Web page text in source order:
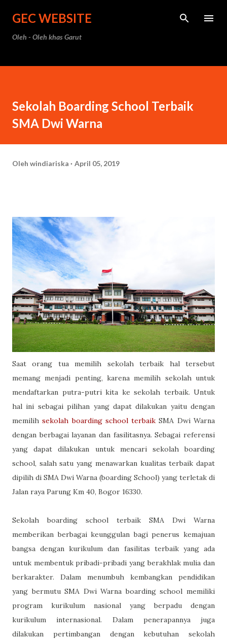
Langsung ke konten utama
GEC WEBSITE
Oleh - Oleh khas Garut
Sekolah Boarding School Terbaik
SMA Dwi Warna
Oleh windiariska April 05, 2019
Saat orang tua memilih sekolah terbaik hal tersebut
memang menjadi penting, karena memilih sekolah untuk
mendaftarkan putra-putri kita ke sekolah terbaik. Untuk
hal ini sebagai pilihan yang dapat dilakukan yaitu dengan
memilihsekolah boarding school terbaik SMA Dwi Warna
dengan berbagai layanan dan fasilitasnya. Sebagai referensi
yang dapat dilakukan untuk mencari sekolah boarding
school, salah satu yang menawarkan kualitas terbaik dapat
dipilih di SMA Dwi Warna (boarding School) yang terletak di
Jalan raya Parung Km 40, Bogor 16330.
Sekolah boarding school terbaik SMA Dwi Warna
memberikan berbagai keunggulan bagi penerus kemajuan
bangsa dengan kurikulum dan fasilitas terbaik yang ada
untuk membentuk pribadi-pribadi yang berakhlak mulia dan
berkarakter. Dalam menumbuh kembangkan pendidikan
yang bermutu SMA Dwi Warna boarding school memiliki
program kurikulum nasional yang berpadu dengan
kurikulum internasional. Dalam penerapannya juga
dilakukan pertimbangan dengan kebutuhan sekolah